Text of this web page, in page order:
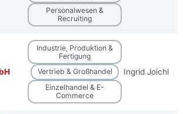
Personalwesen &
Recruiting
Industrie, Produktion &
Fertigung
Vertrieb & Großhandel
Einzelhandel & E-
Commerce
Ingrid Joichl